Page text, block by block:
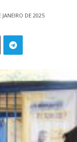
JANEIRO DE 2025